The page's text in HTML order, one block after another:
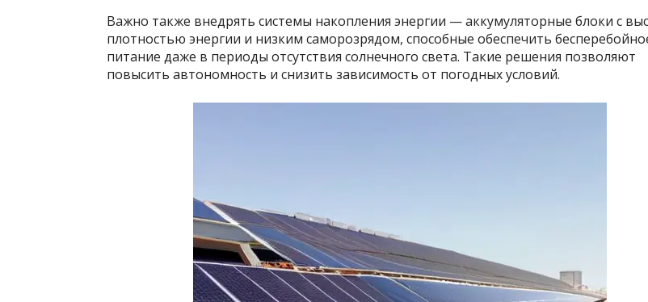
Важно также внедрять системы накопления энергии — аккумуляторные блоки с
плотностью энергии и низким саморозрядом, способные обеспечить
питание даже в периоды отсутствия солнечного света. Такие решения позволяют
повысить автономность и снизить зависимость от погодных условий.